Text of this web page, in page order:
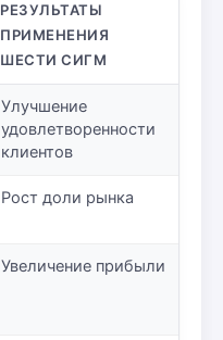
РЕЗУЛЬТАТЫ
ПРИМЕНЕНИЯ
ШЕСТИ СИГМ
Улучшение
удовлетворенности
клиентов
Рост доли рынка
Увеличение прибыли